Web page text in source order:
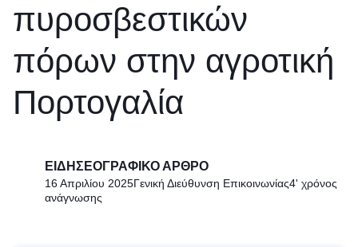
πυροσβεστικών
πόρων στην αγροτική
Πορτογαλία
ΕΙΔΗΣΕΟΓΡΑΦΙΚΌ ΆΡΘΡΟ
16 Απριλίου 2025Γενική Διεύθυνση Επικοινωνίας4' χρόνος
ανάγνωσης